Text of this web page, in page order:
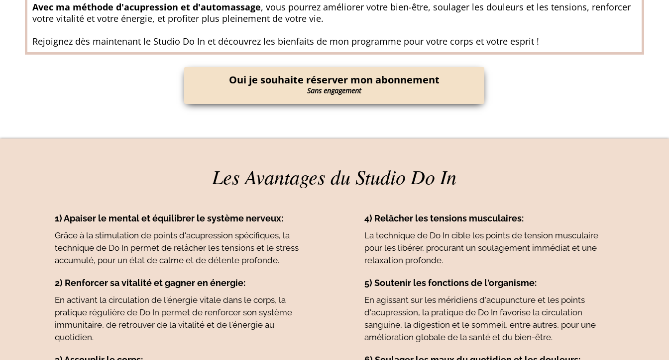
Avec ma méthode d'acupression et d'automassage, vous pourrez améliorer votre bien-être, soulager les douleurs et les tensions, renforcer
votre vitalité et votre énergie, et profiter plus pleinement de votre vie.
Rejoignez dès maintenant le Studio Do In et découvrez les bienfaits de mon programme pour votre corps et votre esprit !
Oui je souhaite réserver mon abonnement
Sans engagement
Les Avantages du Studio Do In
1) Apaiser le mental et équilibrer le système nerveux:
Grâce à la stimulation de points d'acupression spécifiques, la
technique de Do In permet de relâcher les tensions et le stress
accumulé, pour un état de calme et de détente profonde.
2) Renforcer sa vitalité et gagner en énergie:
En activant la circulation de l'énergie vitale dans le corps, la
pratique régulière de Do In permet de renforcer son système
immunitaire, de retrouver de la vitalité et de l'énergie au
quotidien.
4) Relâcher les tensions musculaires:
La technique de Do In cible les points de tension musculaire
pour les libérer, procurant un soulagement immédiat et une
relaxation profonde.
5) Soutenir les fonctions de l'organisme:
En agissant sur les méridiens d'acupuncture et les points
d'acupression, la pratique de Do In favorise la circulation
sanguine, la digestion et le sommeil, entre autres, pour une
amélioration globale de la santé et du bien-être.